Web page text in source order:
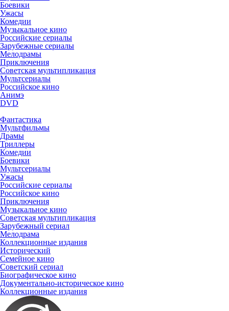
Боевики
Ужасы
Комедии
Музыкальное кино
Российские сериалы
Зарубежные сериалы
Мелодрамы
Приключения
Советская мультипликация
Мультсериалы
Российское кино
Анимэ
DVD
Фантастика
Мультфильмы
Драмы
Триллеры
Комедии
Боевики
Мультсериалы
Ужасы
Российские сериалы
Российское кино
Приключения
Музыкальное кино
Советская мультипликация
Зарубежный сериал
Мелодрама
Коллекционные издания
Исторический
Семейное кино
Советский сериал
Биографическое кино
Документально-историческое кино
Коллекционные издания